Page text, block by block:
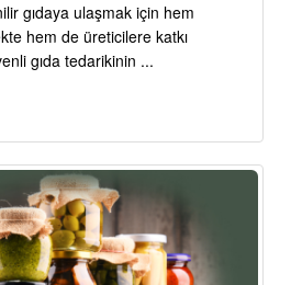
gıdaya ulaşmak için hem
hem de üreticilere katkı
gıda tedarikinin ...